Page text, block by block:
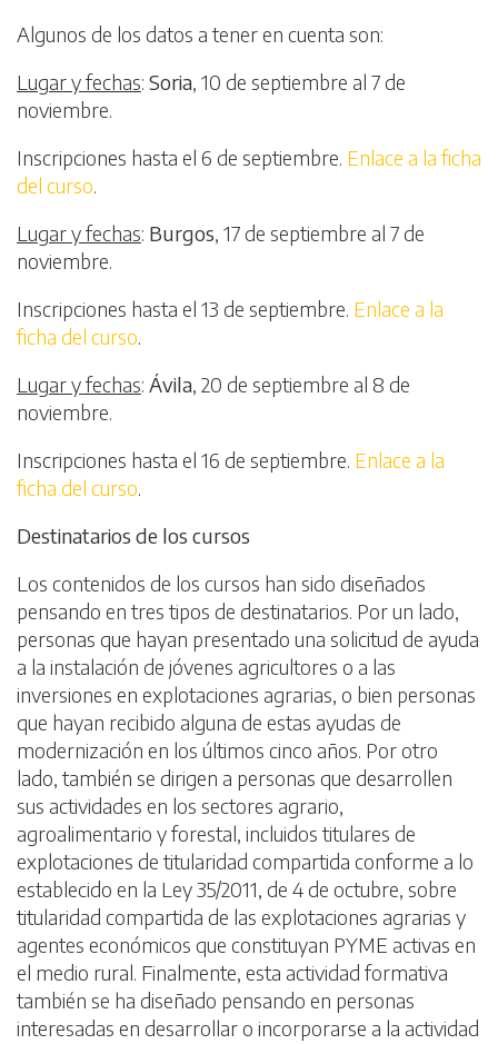
Algunos de los datos a tener en cuenta son:
Lugar y fechas: Soria , 10 de septiembre al 7 de
noviembre.
Inscripciones hasta el 6 de septiembre. Enlace a la ficha
del curso
Lugar y fechas: Burgos , 17 de septiembre al 7 de
noviembre.
Inscripciones hasta el 13 de septiembre. Enlace a la
ficha del curso
Lugar y fechas: Ávila , 20 de septiembre al 8 de
noviembre.
Inscripciones hasta el 16 de septiembre. Enlace a la
ficha del curso
Destinatarios de los cursos
Los contenidos de los cursos han sido diseñados
pensando en tres tipos de destinatarios. Por un lado,
personas que hayan presentado una solicitud de ayuda
a la instalación de jóvenes agricultores o a las
inversiones en explotaciones agrarias, o bien personas
que hayan recibido alguna de estas ayudas de
modernización en los últimos cinco años. Por otro
lado, también se dirigen a personas que desarrollen
sus actividades en los sectores agrario,
agroalimentario y forestal, incluidos titulares de
explotaciones de titularidad compartida conforme a lo
establecido en la Ley 35/2011, de 4 de octubre, sobre
titularidad compartida de las explotaciones agrarias y
agentes económicos que constituyan PYME activas en
el medio rural. Finalmente, esta actividad formativa
también se ha diseñado pensando en personas
interesadas en desarrollar o incorporarse a la actividad